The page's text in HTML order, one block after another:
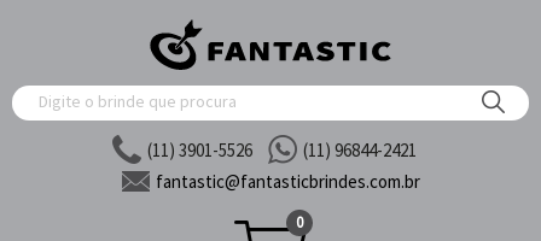
(11) 3901-5526
(11) 96844-2421
fantastic@fantasticbrindes.com.br
0